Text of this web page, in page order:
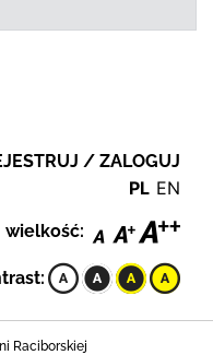
/ ZALOGUJ
PL EN
wielkość:
Raciborskiej